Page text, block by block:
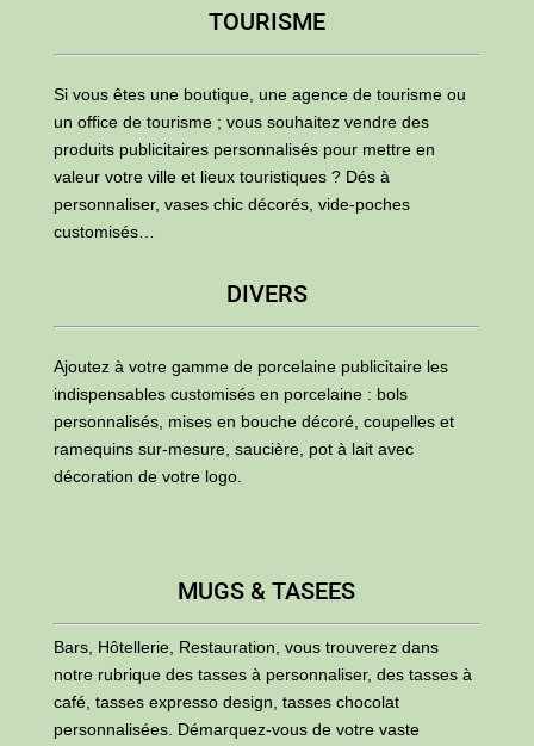
TOURISME
Si vous êtes une boutique, une agence de tourisme ou
un office de tourisme ; vous souhaitez vendre des
produits publicitaires personnalisés pour mettre en
valeur votre ville et lieux touristiques ? Dés à
personnaliser, vases chic décorés, vide-poches
customisés…
DIVERS
Ajoutez à votre gamme de porcelaine publicitaire les
indispensables customisés en porcelaine : bols
personnalisés, mises en bouche décoré, coupelles et
ramequins sur-mesure, saucière, pot à lait avec
décoration de votre logo.
MUGS & TASEES
Bars, Hôtellerie, Restauration, vous trouverez dans
notre rubrique des tasses à personnaliser, des tasses à
café, tasses expresso design, tasses chocolat
personnalisées. Démarquez-vous de votre vaste